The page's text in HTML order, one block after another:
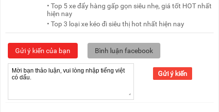
• Top 5 xe đẩy hàng gấp gọn siêu nhẹ, giá tốt HOT nhất
hiện nay
• Top 3 loại xe kéo đi siêu thị hot nhất hiện nay
Gửi ý kiến của bạn Bình luận facebook
Gửi ý kiến